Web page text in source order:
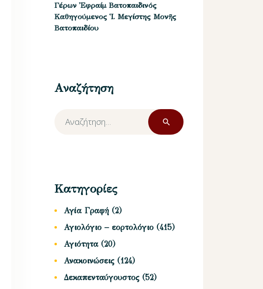
Γέρων Ἐφραίμ Βατοπαιδινός
Καθηγούμενος Ἱ. Μεγίστης Μονῆς
Βατοπαιδίου
Αναζήτηση
Αναζήτηση
για:
Κατηγορίες
Αγία Γραφή (2)
Αγιολόγιο – εορτολόγιο (415)
Αγιότητα(20)
Ανακοινώσεις (124)
Δεκαπενταύγουστος (52)